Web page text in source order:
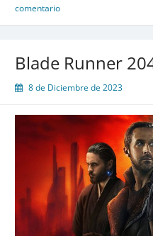
comentario
Blade Runner
8 de Diciembre de 2023